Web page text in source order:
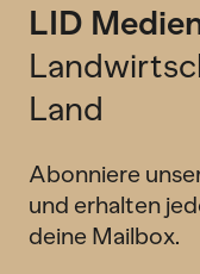
LID
Land
Abonniere
und erhalten
deine Mailbox.